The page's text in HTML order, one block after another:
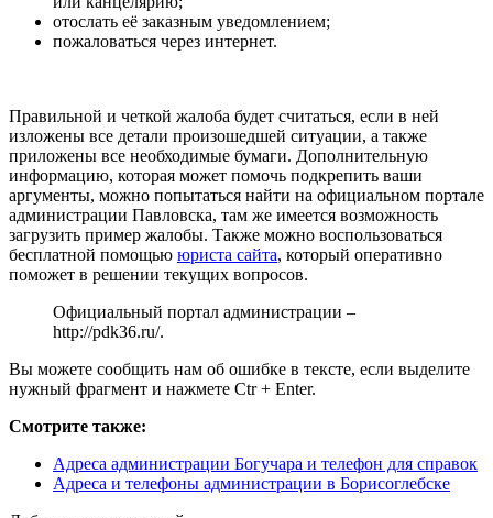
отослать её заказным уведомлением;
пожаловаться через интернет.
Правильной и четкой жалоба будет считаться, если в ней
изложены все детали произошедшей ситуации, а также
приложены все необходимые бумаги. Дополнительную
информацию, которая может помочь подкрепить ваши
аргументы, можно попытаться найти на официальном портале
администрации Павловска, там же имеется возможность
загрузить пример жалобы. Также можно воспользоваться
бесплатной помощью юриста сайта, который оперативно
поможет в решении текущих вопросов.
Официальный портал администрации –
http://pdk36.ru/.
Вы можете сообщить нам об ошибке в тексте, если выделите
нужный фрагмент и нажмете Ctr + Enter.
Смотрите также:
Адреса администрации Богучара и телефон для справок
Адреса и телефоны администрации в Борисоглебске